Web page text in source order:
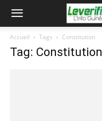
Accueil Tags Constitution
Tag: Constitution